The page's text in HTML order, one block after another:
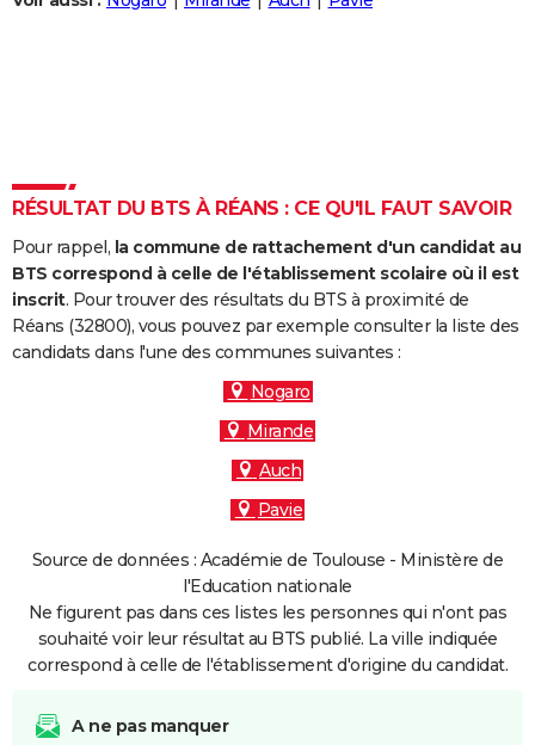
Carte de Noël
Carte Bonne année
Carte Saint-Valentin
Carte Pâques
Carte d'anniversaire
Dictionnaire
Biographies
Citations
Expressions
Proverbes
PROGRAMME TV
COPAINS D'AVANT
S'inscrire
Se connecter
Lycées
Collèges
Primaires
Universités
Entreprises
Service militaire
Avis de recherche
RÉSULTAT DU BTS À RÉANS : CE QU'IL FAUT SAVOIR
Pour rappel, la commune de rattachement d'un candidat au
BTS correspond à celle de l'établissement scolaire où il est
inscrit. Pour trouver des résultats du BTS à proximité de
Réans (32800), vous pouvez par exemple consulter la liste des
candidats dans l'une des communes suivantes :
Nogaro
Mirande
Auch
Pavie
Source de données : Académie de Toulouse - Ministère de
l'Education nationale
Ne figurent pas dans ces listes les personnes qui n'ont pas
souhaité voir leur résultat au BTS publié. La ville indiquée
correspond à celle de l'établissement d'origine du candidat.
A ne pas manquer